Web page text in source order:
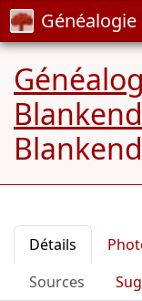
Détails
Sources